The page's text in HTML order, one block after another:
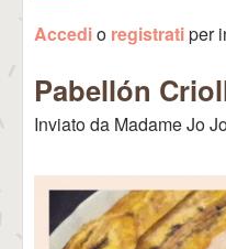
Accedio registratiper
Pabellón
Inviato da Madame Jo